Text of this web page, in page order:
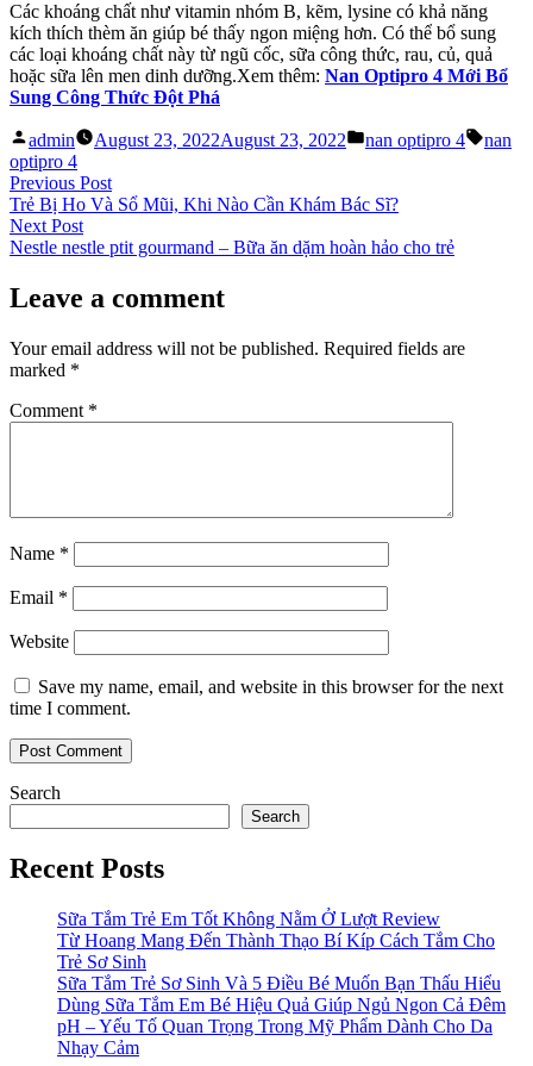
Các khoáng chất như vitamin nhóm B, kẽm, lysine có khả năng
kích thích thèm ăn giúp bé thấy ngon miệng hơn. Có thể bổ sung
các loại khoáng chất này từ ngũ cốc, sữa công thức, rau, củ, quả
hoặc sữa lên men dinh dưỡng.Xem thêm: Nan Optipro 4 Mới Bổ
Sung Công Thức Đột Phá
Posted
by
admin August 23, 2022August 23, 2022
Posted
nan optipro 4 Tags:
nan
optipro 4
Post
navigation
Previous PostPrevious
post:
Trẻ Bị Ho Và Sổ Mũi, Khi Nào Cần Khám Bác Sĩ?
Next PostNext
post:
Nestle nestle ptit gourmand – Bữa ăn dặm hoàn hảo cho trẻ
Leave a comment
Your email address will not be published. Required fields are
marked *
Comment *
Name *
Email *
Website
Save my name, email, and website in this browser for the next
time I comment.
Search
Search
Recent Posts
Sữa Tắm Trẻ Em Tốt Không Nằm Ở Lượt Review
Từ Hoang Mang Đến Thành Thạo Bí Kíp Cách Tắm Cho
Trẻ Sơ Sinh
Sữa Tắm Trẻ Sơ Sinh Và 5 Điều Bé Muốn Bạn Thấu Hiểu
Dùng Sữa Tắm Em Bé Hiệu Quả Giúp Ngủ Ngon Cả Đêm
pH – Yếu Tố Quan Trọng Trong Mỹ Phẩm Dành Cho Da
Nhạy Cảm